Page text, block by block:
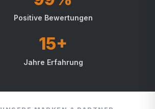
Positive Bewertungen
15+
Jahre Erfahrung